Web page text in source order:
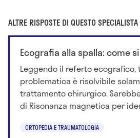
ALTRE RISPOSTE DI QUESTO SPECIALISTA
Ecografia alla spalla: come
Leggendo il referto ecografico,
problematica è risolvibile
trattamento chirurgico.
di Risonanza magnetica per
ORTOPEDIA E TRAUMATOLOGIA